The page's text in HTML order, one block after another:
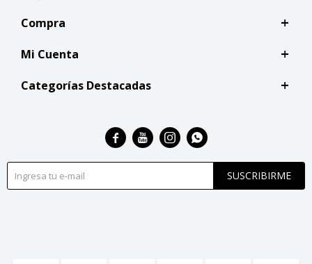
Compra
Mi Cuenta
Categorías Destacadas
SUSCRIBIRME
   